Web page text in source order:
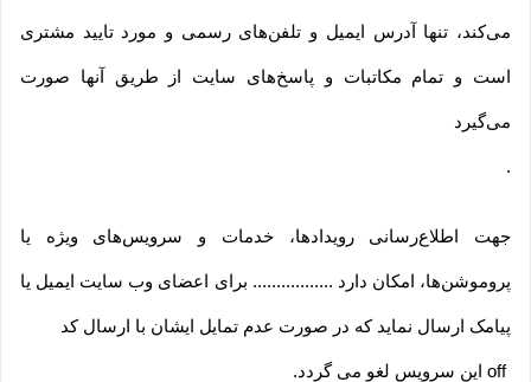
می‌کند، تنها آدرس ایمیل و تلفن‌های رسمی و مورد تایید مشتری
است و تمام مکاتبات و پاسخ‌های سایت از طریق آنها صورت
می‌گیرد
.
جهت اطلاع‌رسانی رویدادها، خدمات و سرویس‌های ویژه یا
پروموشن‌ها، امکان دارد ................. برای اعضای وب سایت ایمیل یا
پیامک ارسال نماید که در صورت عدم تمایل ایشان با ارسال کد
off این سرویس لغو می گردد.